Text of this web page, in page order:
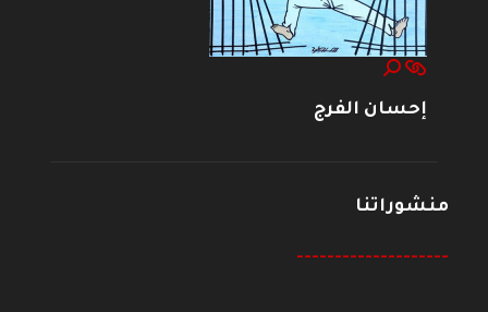
إحسان الفرج
منشوراتنا
--------------------